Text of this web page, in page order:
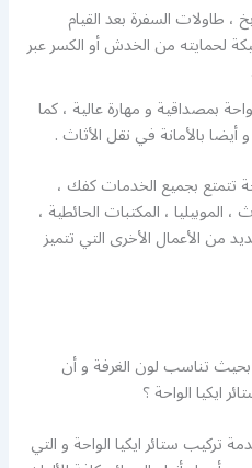
، طاولات السفرة بعد القيام
لحمايته من الخدش أو الكسر عبر
بمصداقية و مهارة عالية ، كما
أيضا بالأمانة في نقل الأثاث .
تتمتع بجميع الخدمات كفك ،
الموبيليا ، المكتبات الحائطية ،
من الأعمال الأخرى التي تتميز
بحيث تناسب لون الغرفة و أن
ايكيا الواحة ؟
تركيب ستائر ايكيا الواحة و التي